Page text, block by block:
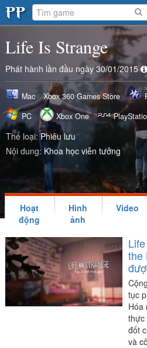
Life Is Strange
Phát hành lần đầu ngày 30/01/2015
Mac Xbox 360 Games Store
PC
Xbox One
Thể loại:Phiêu lưu
Nội dung: Khoa học viễn tưởng
Hoạt
động
Hình
ảnh
Video
the
tục
Hóa
thực
đốt
và